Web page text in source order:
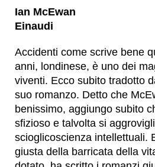
Ian McEwan
Einaudi
Accidenti come scrive bene
anni, londinese, è uno dei
viventi. Ecco subito tradotto
suo romanzo. Detto che
benissimo, aggiungo subito
sfizioso e talvolta si
scioglicoscienza intellettuali.
giusta della barricata della